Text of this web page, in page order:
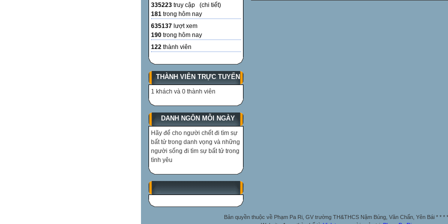
335223 truy cập (chi tiết)
181 trong hôm nay
635137 lượt xem
190 trong hôm nay
122 thành viên
THÀNH VIÊN TRỰC TUYẾN
1 khách và 0 thành viên
DANH NGÔN MỖI NGÀY
Hãy để cho người chết đi tìm sự
bất tử trong danh vọng và những
người sống đi tìm sự bất tử trong
tình yêu
Bản quyền thuộc về Phạm Pa Ri, GV trường TH&THCS Nậm Búng, Văn Chấn, Yên Bái * * * *